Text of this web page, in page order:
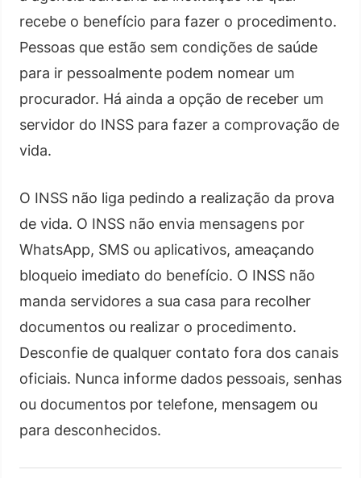
recebe o benefício para fazer o procedimento.
Pessoas que estão sem condições de saúde
para ir pessoalmente podem nomear um
procurador. Há ainda a opção de receber um
servidor do INSS para fazer a comprovação de
vida.
O INSS não liga pedindo a realização da prova
de vida. O INSS não envia mensagens por
WhatsApp, SMS ou aplicativos, ameaçando
bloqueio imediato do benefício. O INSS não
manda servidores a sua casa para recolher
documentos ou realizar o procedimento.
Desconfie de qualquer contato fora dos canais
oficiais. Nunca informe dados pessoais, senhas
ou documentos por telefone, mensagem ou
para desconhecidos.